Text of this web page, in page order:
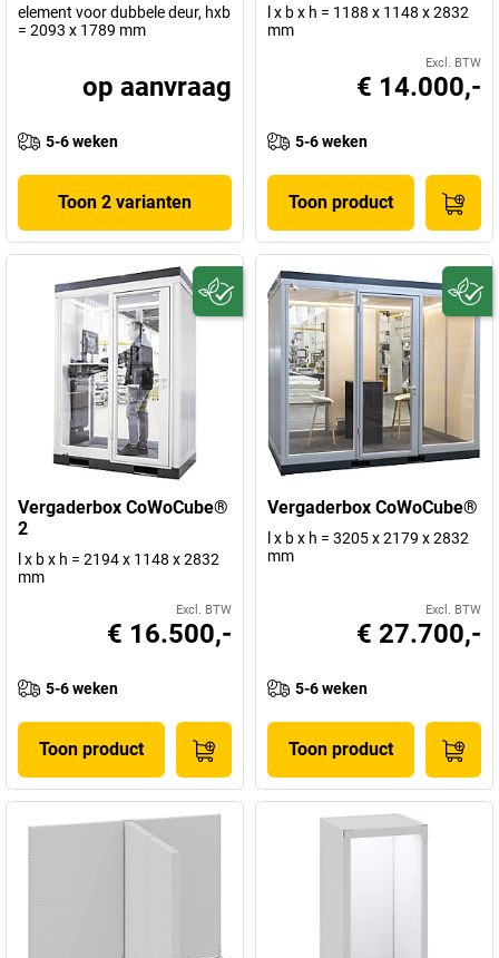
element voor dubbele deur, hxb
= 2093 x 1789 mm
op aanvraag
5-6 weken
Toon 2 varianten
l x b x h = 1188 x 1148 x 2832
mm
Excl. BTW
€ 14.000,-
5-6 weken
Toon product
Vergaderbox CoWoCube®
2
l x b x h = 2194 x 1148 x 2832
mm
Excl. BTW
€ 16.500,-
5-6 weken
Toon product
Vergaderbox CoWoCube®
l x b x h = 3205 x 2179 x 2832
mm
Excl. BTW
€ 27.700,-
5-6 weken
Toon product